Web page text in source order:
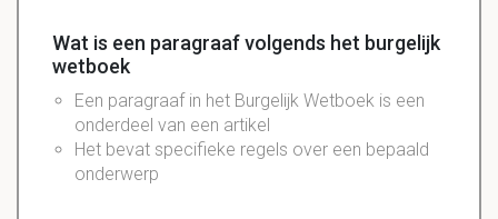
Wat is een paragraaf volgends het burgelijk
wetboek
Een paragraaf in het Burgelijk Wetboek is een
onderdeel van een artikel
Het bevat specifieke regels over een bepaald
onderwerp